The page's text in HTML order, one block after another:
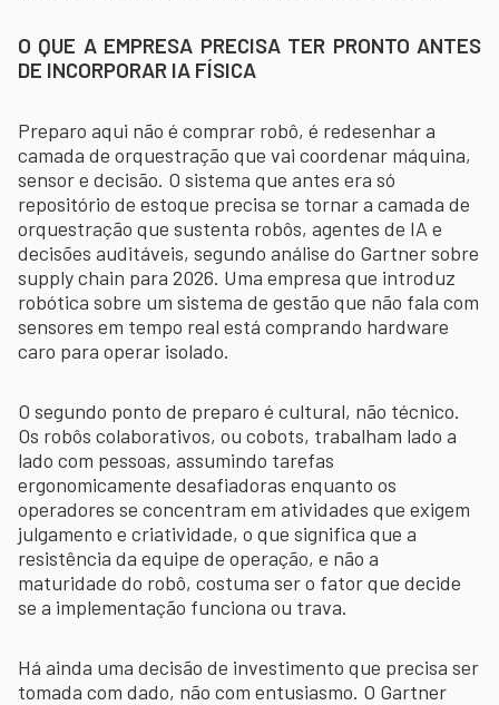
O QUE A EMPRESA PRECISA TER PRONTO ANTES
DE INCORPORAR IA FÍSICA
Preparo aqui não é comprar robô, é redesenhar a
camada de orquestração que vai coordenar máquina,
sensor e decisão. O sistema que antes era só
repositório de estoque precisa se tornar a camada de
orquestração que sustenta robôs, agentes de IA e
decisões auditáveis, segundo análise do Gartner sobre
supply chain para 2026. Uma empresa que introduz
robótica sobre um sistema de gestão que não fala com
sensores em tempo real está comprando hardware
caro para operar isolado.
O segundo ponto de preparo é cultural, não técnico.
Os robôs colaborativos, ou cobots, trabalham lado a
lado com pessoas, assumindo tarefas
ergonomicamente desafiadoras enquanto os
operadores se concentram em atividades que exigem
julgamento e criatividade, o que significa que a
resistência da equipe de operação, e não a
maturidade do robô, costuma ser o fator que decide
se a implementação funciona ou trava.
Há ainda uma decisão de investimento que precisa ser
tomada com dado, não com entusiasmo. O Gartner